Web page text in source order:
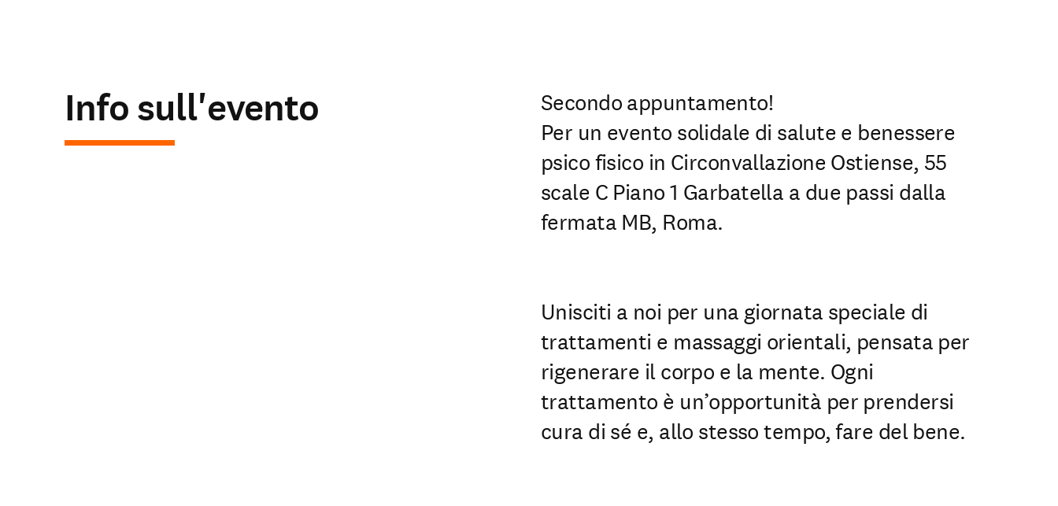
Info sull'evento
Secondo appuntamento!
Per un evento solidale di salute e benessere
psico fisico in Circonvallazione Ostiense, 55
scale C Piano 1 Garbatella a due passi dalla
fermata MB, Roma.
Unisciti a noi per una giornata speciale di
trattamenti e massaggi orientali, pensata per
rigenerare il corpo e la mente. Ogni
trattamento è un’opportunità per prendersi
cura di sé e, allo stesso tempo, fare del bene.